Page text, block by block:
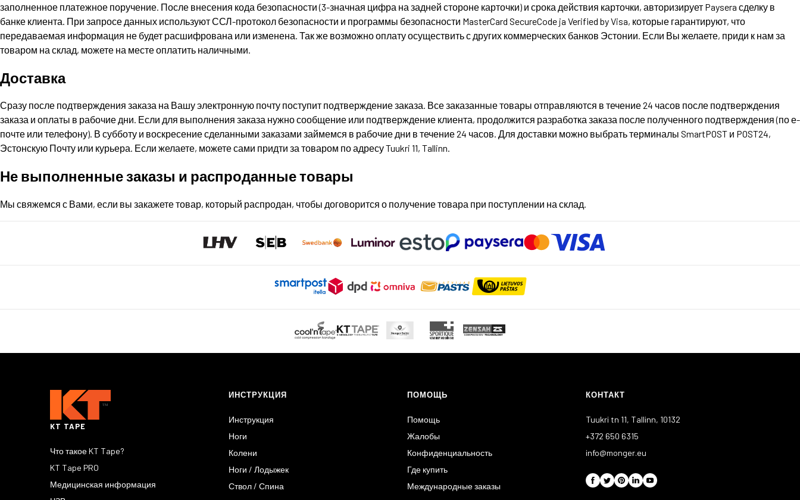
заполненное платежное поручение. После внесения кода безопасности (3-значная цифра на задней стороне карточки) и срока действия карточки, авторизирует Paysera сделку в
банке клиента. При запросе данных используют ССЛ-протокол безопасности и программы безопасности MasterCard SecureCode ja Verified by Visa, которые гарантируют, что
передаваемая информация не будет расшифрована или изменена. Так же возможно оплату осуществить с других коммерческих банков Эстонии. Если Вы желаете, приди к нам за
товаром на склад, можете на месте оплатить наличными.
Доставка
Сразу после подтверждения заказа на Вашу электронную почту поступит подтверждение заказа. Все заказанные товары отправляются в течение 24 часов после подтверждения
заказа и оплаты в рабочие дни. Если для выполнения заказа нужно сообщение или подтверждение клиента, продолжится разработка заказа после полученного подтверждения (по е-
почте или телефону). В субботу и воскресение сделанными заказами займемся в рабочие дни в течение 24 часов. Для доставки можно выбрать терминалы SmartPOST и POST24,
Эстонскую Почту или курьера. Если желаете, можете сами придти за товаром по адресу Tuukri 11, Tallinn.
Не выполненные заказы и распроданные товары
Мы свяжемся с Вами, если вы закажете товар, который распродан, чтобы договорится о получение товара при поступлении на склад.
KT TAPE
Что такое KT Tape?
KT Tape PRO
Медицинская информация
ИНСТРУКЦИЯ
Инструкция
Ноги
Колени
Ноги / Лодыжек
Ствол / Спина
ПОМОЩЬ
Помощь
Жалобы
Конфиденциальность
Где купить
Международные заказы
КОНТАКТ
Tuukri tn 11, Tallinn, 10132
+372 650 6315
info@monger.eu